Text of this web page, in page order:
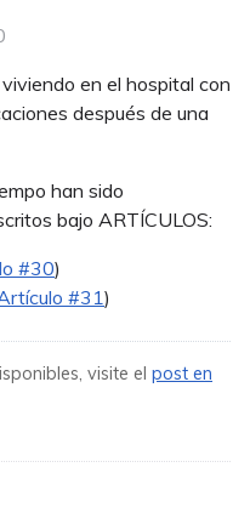
en el hospital con
después de una
han sido
bajo ARTÍCULOS:
#30)
#31)
visite el post en